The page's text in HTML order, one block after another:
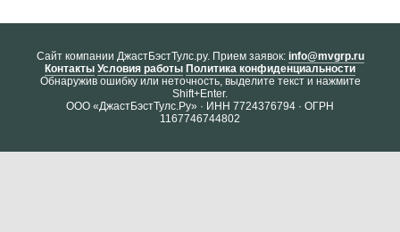
Cайт компании ДжастБэстТулс.ру. Прием заявок: info@mvgrp.ru
Контакты Условия работы Политика конфиденциальности
Обнаружив ошибку или неточность, выделите текст и нажмите
Shift+Enter.
ООО «ДжастБэстТулс.Ру» · ИНН 7724376794 · ОГРН
1167746744802